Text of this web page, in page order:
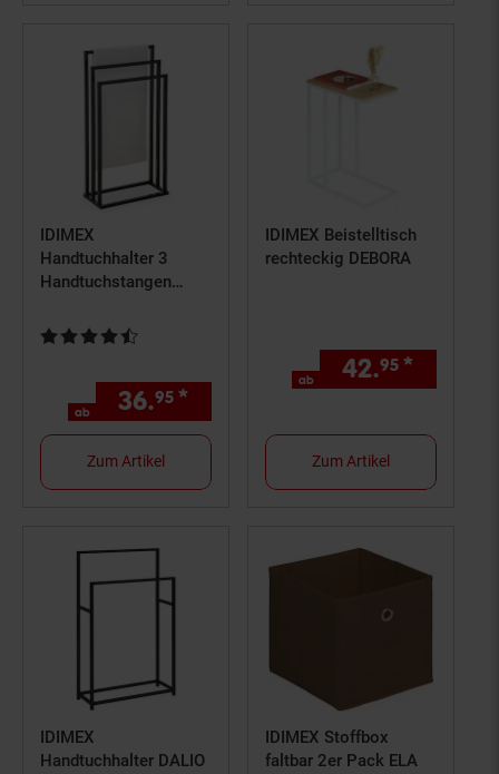
IDIMEX
Handtuchhalter 3
Handtuchstangen
Kundenbewertung: 4,33 von 5 Sternen
ab 36.95 *
Zum Artikel
IDIMEX Beistelltisch
rechteckig DEBORA
ab 42.95 *
Zum Artikel
IDIMEX
Handtuchhalter DALIO
IDIMEX Stoffbox
faltbar 2er Pack ELA